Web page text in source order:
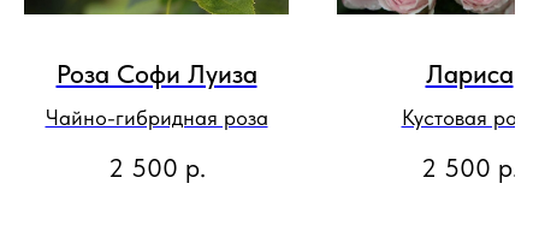
Роза Софи Луиза
Чайно-гибридная роза
2 500 р.
Лариса
Кустовая роза
2 500 р.